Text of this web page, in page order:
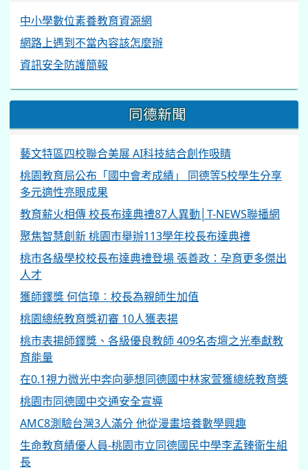
中小學數位素養教育資源網
網路上遇到不當內容該怎麼辦
資訊安全防護簡報
同德新聞
藝文特區四校聯合美展 AI科技結合創作吸睛
桃園教育局公布「國中會考成績」 同德等5校學生分享
多元適性亮眼成果
教育薪火相傳 校長布達典禮87人異動│T-NEWS聯播網
聚焦智慧創新 桃園市舉辦113學年校長布達典禮
桃市各級學校校長布達典禮登場 張善政：孕育更多傑出
人才
獲師鐸獎 何信璋︰校長為親師生加值
桃園總統教育獎初審 10人獲表揚
桃市表揚師鐸獎、各級優良教師 409名杏壇之光奉獻教
育能量
在0.1視力微光中奔向夢想同德國中林家萱獲總統教育獎
桃園市同德國中交通安全宣導
AMC8測驗台灣3人滿分 他從漫畫培養數學興趣
生命教育績優人員-桃園市立同德國民中學李孟臻衛生組
長